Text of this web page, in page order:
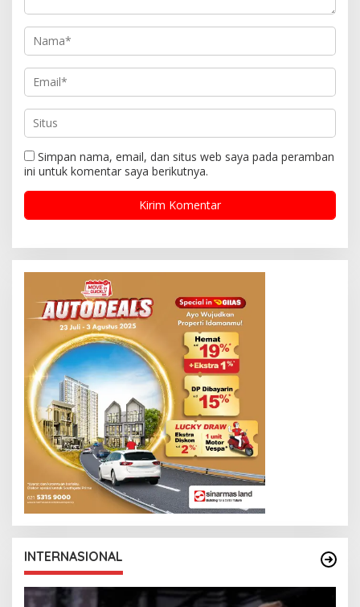
Simpan nama, email, dan situs web saya pada peramban
ini untuk komentar saya berikutnya.
INTERNASIONAL